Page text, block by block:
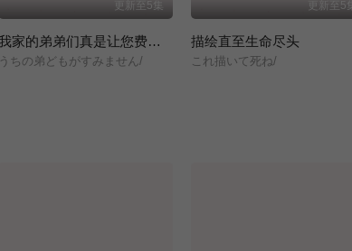
更新至5集
我家的弟弟们真是让您费心了
うちの弟どもがすみません/
更新至5集
描绘直至生命尽头
これ描いて死ね/